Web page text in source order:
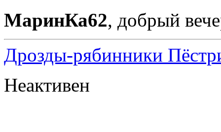
МаринКа62, добрый
Дрозды-рябинники
Неактивен